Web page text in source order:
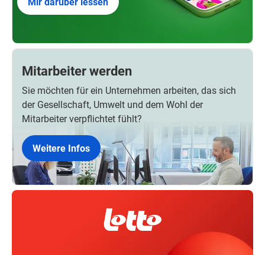
Mitarbeiter werden
Sie möchten für ein Unternehmen arbeiten, das sich
der Gesellschaft, Umwelt und dem Wohl der
Mitarbeiter verpflichtet fühlt?
Weitere Infos